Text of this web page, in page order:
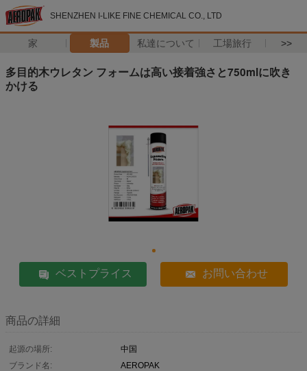
SHENZHEN I-LIKE FINE CHEMICAL CO., LTD
家 製品 私達について 工場旅行 >>
多目的木ウレタン フォームは高い接着強さと750mlに吹き
かける
ベストプライス お問い合わせ
商品の詳細
起源の場所:
中国
ブランド名:
AEROPAK